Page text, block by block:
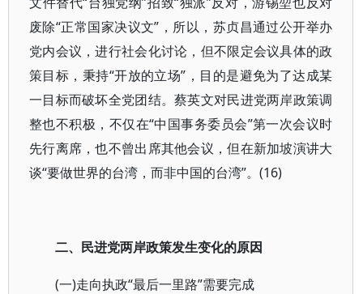
废除“正常国家决议文”，所以，苏贞昌通过公开举办
党内会议，进行社会化讨论，但不限定会议具体的政
策目标，秉持“开放的立场”，目的是避免为了达成某
一目标而破坏全党团结。蔡英文对民进党两岸政策调
整也不积极，不仅在“中国事务委员会”第一次会议时
先行离席，也不曾出席其他会议，但在新加坡演讲大
谈“要做世界的台湾，而非中国的台湾”。(16)
二、民进党两岸政策发生变化的原因
(一)走向执政“最后一里路”需要完成